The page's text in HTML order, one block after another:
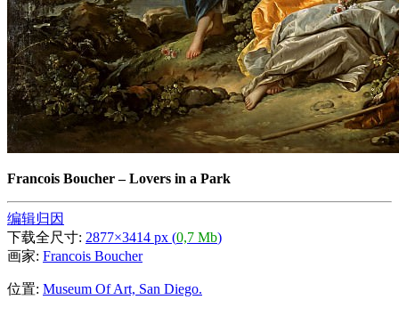
Francois Boucher–Lovers in a Park
编辑归因
下载全尺寸: 2877×3414 px (0,7 Mb)
画家: Francois Boucher
位置: Museum Of Art, San Diego.